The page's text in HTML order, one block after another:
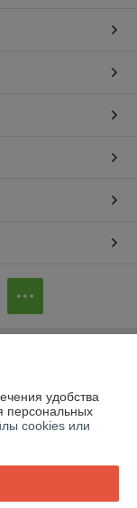
удобства
персональных
cookies или